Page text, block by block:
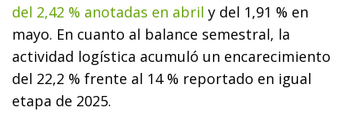
del 2,42 % anotadas en abril y del 1,91 % en
mayo. En cuanto al balance semestral, la
actividad logística acumuló un encarecimiento
del 22,2 % frente al 14 % reportado en igual
etapa de 2025.